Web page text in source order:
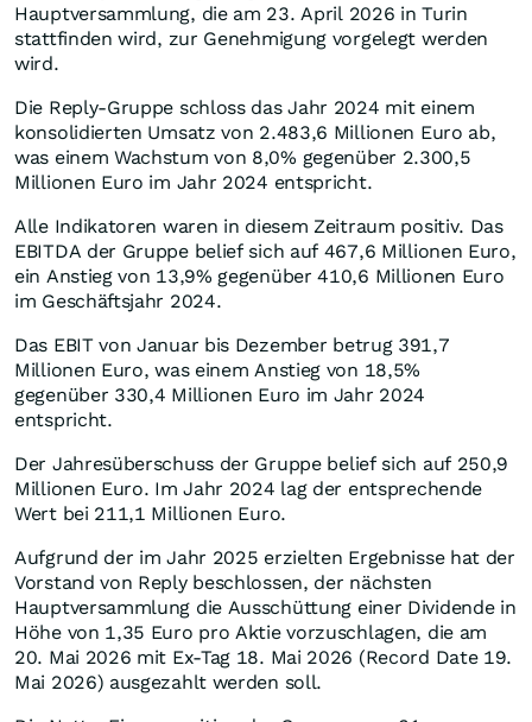
Hauptversammlung, die am 23. April 2026 in Turin
stattfinden wird, zur Genehmigung vorgelegt werden
wird.
Die Reply-Gruppe schloss das Jahr 2024 mit einem
konsolidierten Umsatz von 2.483,6 Millionen Euro ab,
was einem Wachstum von 8,0% gegenüber 2.300,5
Millionen Euro im Jahr 2024 entspricht.
Alle Indikatoren waren in diesem Zeitraum positiv. Das
EBITDA der Gruppe belief sich auf 467,6 Millionen Euro,
ein Anstieg von 13,9% gegenüber 410,6 Millionen Euro
im Geschäftsjahr 2024.
Das EBIT von Januar bis Dezember betrug 391,7
Millionen Euro, was einem Anstieg von 18,5%
gegenüber 330,4 Millionen Euro im Jahr 2024
entspricht.
Der Jahresüberschuss der Gruppe belief sich auf 250,9
Millionen Euro. Im Jahr 2024 lag der entsprechende
Wert bei 211,1 Millionen Euro.
Aufgrund der im Jahr 2025 erzielten Ergebnisse hat der
Vorstand von Reply beschlossen, der nächsten
Hauptversammlung die Ausschüttung einer Dividende in
Höhe von 1,35 Euro pro Aktie vorzuschlagen, die am
20. Mai 2026 mit Ex-Tag 18. Mai 2026 (Record Date 19.
Mai 2026) ausgezahlt werden soll.